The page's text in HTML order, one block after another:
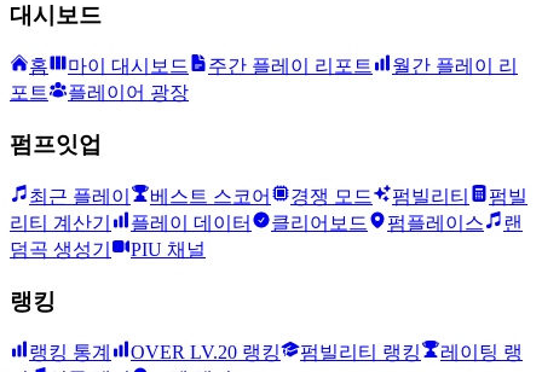
대시보드
홈 마이 대시보드 주간 플레이 리포트
월간 플레이 리
포트
플레이어 광장
펌프잇업
최근 플레이 베스트 스코어 경쟁 모드 펌빌리티
펌빌
리티 계산기
플레이 데이터 클리어보드 펌플레이스
랜
덤곡 생성기
PIU 채널
랭킹
랭킹 통계 OVER LV.20 랭킹 펌빌리티 랭킹
레이팅 랭